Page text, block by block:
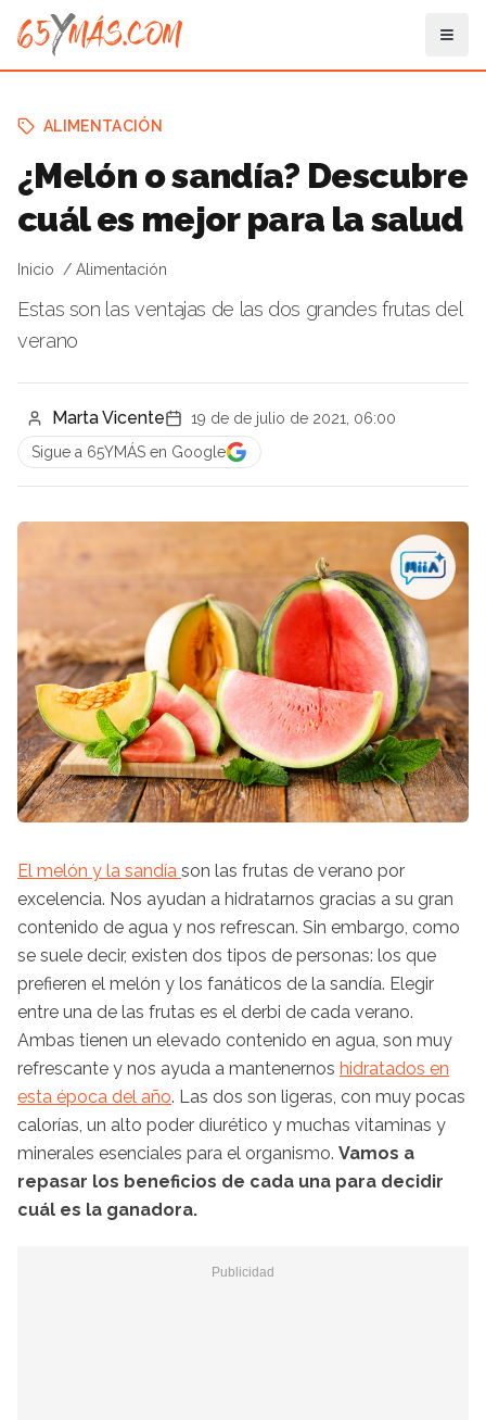
ALIMENTACIÓN
¿Melón o sandía? Descubre
cuál es mejor para la salud
Inicio Alimentación
Estas son las ventajas de las dos grandes frutas del
verano
Marta Vicente
19 de de julio de 2021, 06:00
Sigue a 65YMÁS en Google
El melón y la sandía son las frutas de verano por
excelencia. Nos ayudan a hidratarnos gracias a su gran
contenido de agua y nos refrescan. Sin embargo, como
se suele decir, existen dos tipos de personas: los que
prefieren el melón y los fanáticos de la sandía. Elegir
entre una de las frutas es el derbi de cada verano.
Ambas tienen un elevado contenido en agua, son muy
refrescante y nos ayuda a mantenernos hidratados en
esta época del año. Las dos son ligeras, con muy pocas
calorías, un alto poder diurético y muchas vitaminas y
minerales esenciales para el organismo. Vamos a
repasar los beneficios de cada una para decidir
cuál es la ganadora.